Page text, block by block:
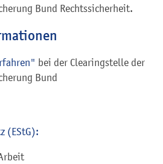
Bund Rechtssicherheit.
bei der Clearingstelle der
Bund
(EStG):